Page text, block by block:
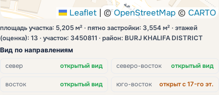
Leaflet | ©OpenStreetMap © CARTO
юг
площадь участка: 5,205 м² · пятно застройки: 3,554 м² · этажей
(оценка): 13 · участок: 3450811 · район: BURJ KHALIFA DISTRICT
Вид по направлениям
север открытый вид северо-восток открытый вид
восток открытый вид юго-восток открыт с 17-го эт.